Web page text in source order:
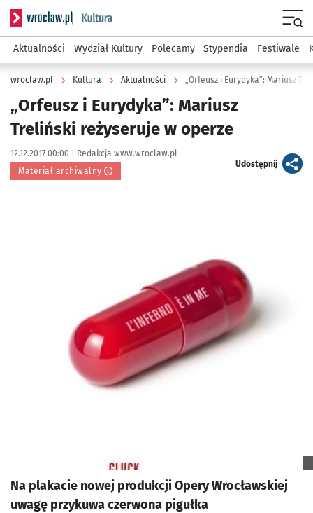
Serwis informacyjny wroclaw.pl podserwis: Kultura
Aktualności Wydział Kultury Polecamy Stypendia Festiwale
wroclaw.pl Kultura Aktualności „Orfeusz i Eurydyka”: Mariusz
„Orfeusz i Eurydyka”: Mariusz
Treliński reżyseruje w operze
Data publikacji:
12.12.2017 00:00 | Autor:
Redakcja www.wroclaw.pl
Materiał archiwalny
Udostępnijartykuł
Na plakacie nowej produkcji Opery Wrocławskiej
uwagę przykuwa czerwona pigułka